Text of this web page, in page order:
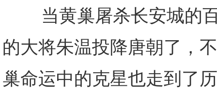
当黄巢屠杀长安城的百
的大将朱温投降唐朝了，
巢命运中的克星也走到了